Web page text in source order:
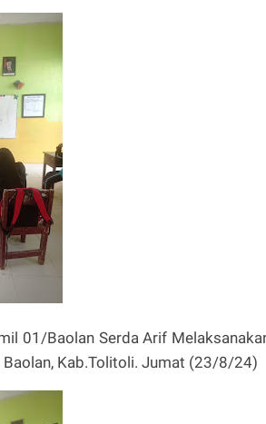
01/Baolan Serda Arif
Baolan, Kab.Tolitoli. Jumat (23/8/24)